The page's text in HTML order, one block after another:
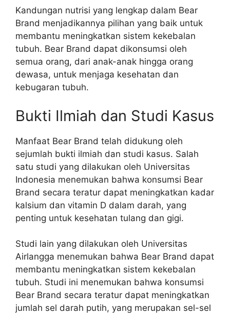
Kandungan nutrisi yang lengkap dalam Bear
Brand menjadikannya pilihan yang baik untuk
membantu meningkatkan sistem kekebalan
tubuh. Bear Brand dapat dikonsumsi oleh
semua orang, dari anak-anak hingga orang
dewasa, untuk menjaga kesehatan dan
kebugaran tubuh.
Bukti Ilmiah dan Studi Kasus
Manfaat Bear Brand telah didukung oleh
sejumlah bukti ilmiah dan studi kasus. Salah
satu studi yang dilakukan oleh Universitas
Indonesia menemukan bahwa konsumsi Bear
Brand secara teratur dapat meningkatkan kadar
kalsium dan vitamin D dalam darah, yang
penting untuk kesehatan tulang dan gigi.
Studi lain yang dilakukan oleh Universitas
Airlangga menemukan bahwa Bear Brand dapat
membantu meningkatkan sistem kekebalan
tubuh. Studi ini menemukan bahwa konsumsi
Bear Brand secara teratur dapat meningkatkan
jumlah sel darah putih, yang merupakan sel-sel